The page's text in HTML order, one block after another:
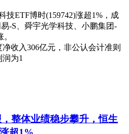
ETF博时(159742)涨超1%，成
-S、舜宇光学科技、小鹏集团-
入306亿元，非公认会计准则
为1
整体业绩稳步攀升，恒生